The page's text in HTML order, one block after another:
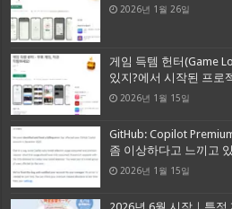
2026년 1월 26일
게임 득템 헌터(Game
있지?에서 시작된 프로
2026년 1월 15일
GitHub: Copilot
좀 이상하다고 느끼고
2026년 1월 15일